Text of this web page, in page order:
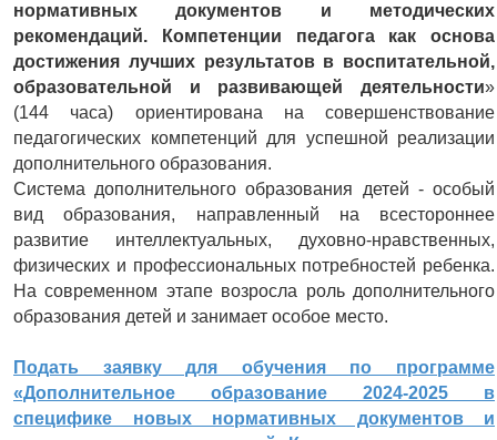
нормативных документов и методических
рекомендаций. Компетенции педагога как основа
достижения лучших результатов в воспитательной,
образовательной и развивающей деятельности»
(144 часа) ориентирована на совершенствование
педагогических компетенций для успешной реализации
дополнительного образования.
Система дополнительного образования детей - особый
вид образования, направленный на всестороннее
развитие интеллектуальных, духовно-нравственных,
физических и профессиональных потребностей ребенка.
На современном этапе возросла роль дополнительного
образования детей и занимает особое место.
Подать заявку для обучения по программе
«Дополнительное образование 2024-2025 в
специфике новых нормативных документов и